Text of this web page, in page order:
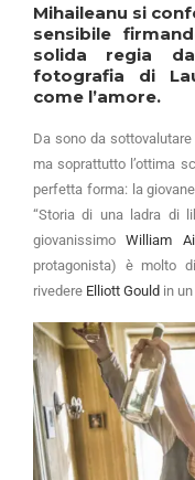
Mihaileanu si
sensibile
solida regia
fotografia di
come l’amore.
Da sono da
ma soprattutto l’ottima
perfetta forma: la giovane
“Storia di una ladra di
giovanissimoWilliam
protagonista) è molto
rivedere Elliott Gould in